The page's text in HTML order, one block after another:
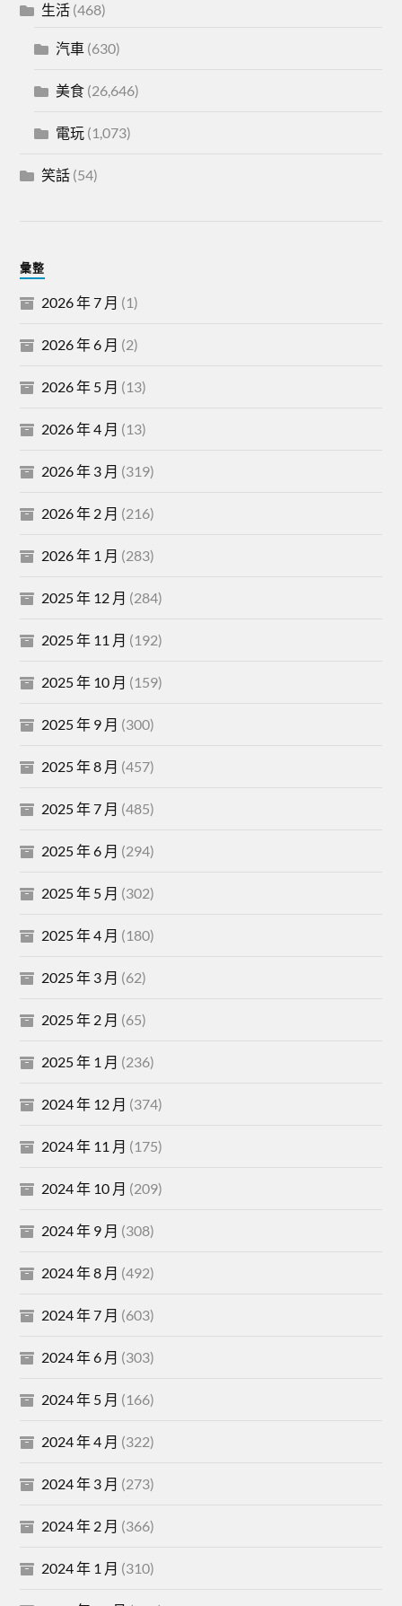
生活 (468)
汽車 (630)
美食 (26,646)
電玩 (1,073)
笑話 (54)
彙整
2026 年 7 月 (1)
2026 年 6 月 (2)
2026 年 5 月 (13)
2026 年 4 月 (13)
2026 年 3 月 (319)
2026 年 2 月 (216)
2026 年 1 月 (283)
2025 年 12 月 (284)
2025 年 11 月 (192)
2025 年 10 月 (159)
2025 年 9 月 (300)
2025 年 8 月 (457)
2025 年 7 月 (485)
2025 年 6 月 (294)
2025 年 5 月 (302)
2025 年 4 月 (180)
2025 年 3 月 (62)
2025 年 2 月 (65)
2025 年 1 月 (236)
2024 年 12 月 (374)
2024 年 11 月 (175)
2024 年 10 月 (209)
2024 年 9 月 (308)
2024 年 8 月 (492)
2024 年 7 月 (603)
2024 年 6 月 (303)
2024 年 5 月 (166)
2024 年 4 月 (322)
2024 年 3 月 (273)
2024 年 2 月 (366)
2024 年 1 月 (310)